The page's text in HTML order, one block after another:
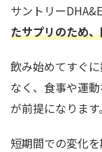
サントリー
たサプリのため
飲み始めてすぐ
なく、食事や運
が前提になります。
短期間での変化